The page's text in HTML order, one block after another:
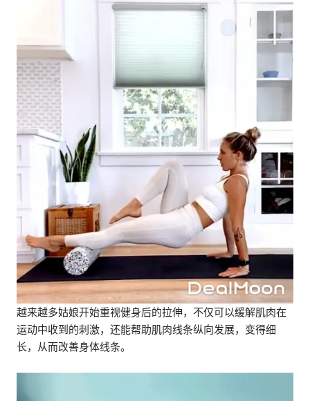
越来越多姑娘开始重视健身后的拉伸，不仅可以缓解肌肉在
运动中收到的刺激，还能帮助肌肉线条纵向发展，变得细
长，从而改善身体线条。